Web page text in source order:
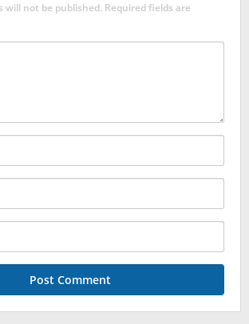
will not be published. Required fields are